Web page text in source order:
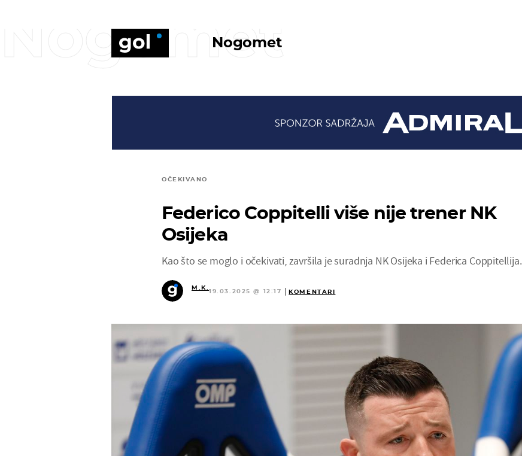
Nogomet
Nogomet
OČEKIVANO
Federico Coppitelli više nije trener NK
Osijeka
Kao što se moglo i očekivati, završila je suradnja NK Osijeka i Federica Coppitellija.
M.K.
19.03.2025 @ 12:17 KOMENTARI